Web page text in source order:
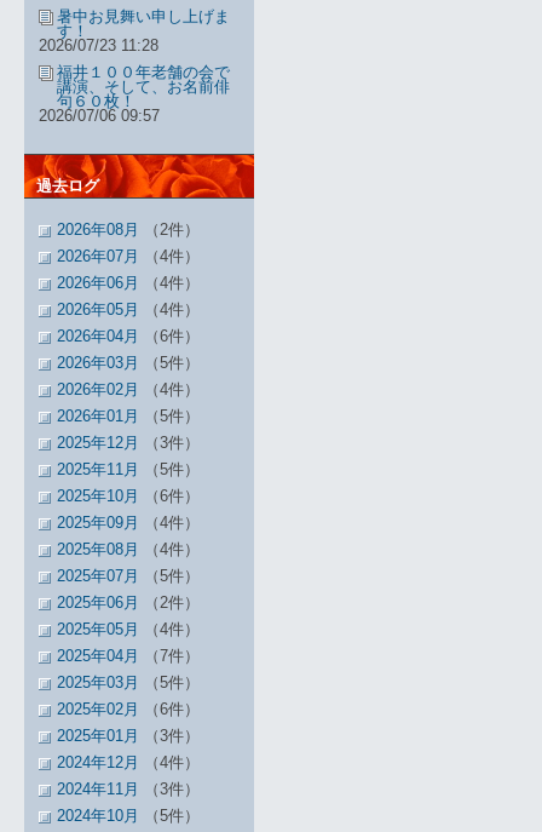
暑中お見舞い申し上げま
す！
2026/07/23 11:28
福井１００年老舗の会で
講演、そして、お名前俳
句６０枚！
2026/07/06 09:57
過去ログ
2026年08月
（2件）
2026年07月
（4件）
2026年06月
（4件）
2026年05月
（4件）
2026年04月
（6件）
2026年03月
（5件）
2026年02月
（4件）
2026年01月
（5件）
2025年12月
（3件）
2025年11月
（5件）
2025年10月
（6件）
2025年09月
（4件）
2025年08月
（4件）
2025年07月
（5件）
2025年06月
（2件）
2025年05月
（4件）
2025年04月
（7件）
2025年03月
（5件）
2025年02月
（6件）
2025年01月
（3件）
2024年12月
（4件）
2024年11月
（3件）
2024年10月
（5件）